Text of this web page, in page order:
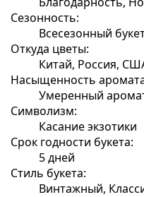
Сезонность:
Всесезонный
Откуда цветы:
Китай, Россия,
Насыщенность
Умеренный
Символизм:
Касание экзотики
Срок годности букета:
5 дней
Стиль букета:
Винтажный,